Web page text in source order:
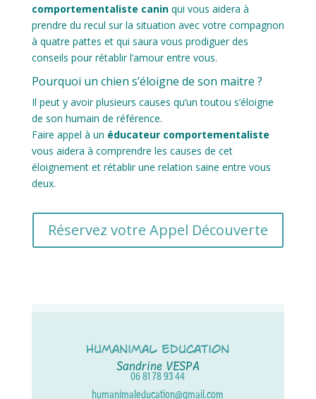
comportementaliste caninqui vous aidera à
prendre du recul sur la situation avec votre compagnon
à quatre pattes et qui saura vous prodiguer des
conseils pour rétablir l’amour entre vous.
Pourquoi un chien s’éloigne de son maitre ?
Il peut y avoir plusieurs causes qu’un toutou s’éloigne
de son humain de référence.
Faire appel à un éducateur comportementaliste
vous aidera à comprendre les causes de cet
éloignement et rétablir une relation saine entre vous
deux.
Réservez votre Appel Découverte
Humanimal Education
Sandrine VESPA
06 81 78 93 44
humanimaleducation@gmail.com